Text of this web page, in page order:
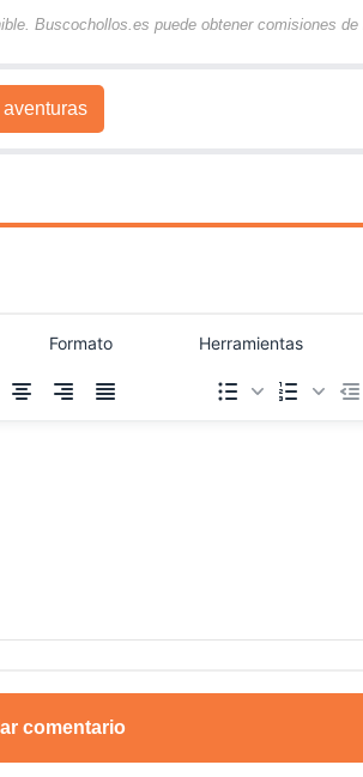
Buscochollos.es puede obtener comisiones
aventuras
Formato Herramientas
comentario